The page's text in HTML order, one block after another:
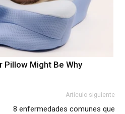
Pillow Might Be Why
Artículo siguiente
8 enfermedades comunes que